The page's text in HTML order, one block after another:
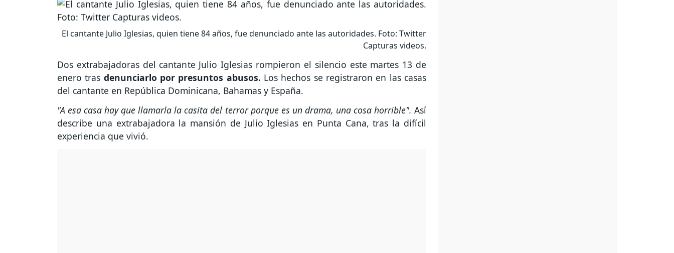
El cantante Julio Iglesias, quien tiene 84 años, fue denunciado ante las autoridades. Foto: Twitter
Capturas videos.
Dos extrabajadoras del cantante Julio Iglesias rompieron el silencio este martes 13 de
enero tras denunciarlo por presuntos abusos. Los hechos se registraron en las casas
del cantante en República Dominicana, Bahamas y España.
"A esa casa hay que llamarla la casita del terror porque es un drama, una cosa horrible". Así
describe una extrabajadora la mansión de Julio Iglesias en Punta Cana, tras la difícil
experiencia que vivió.